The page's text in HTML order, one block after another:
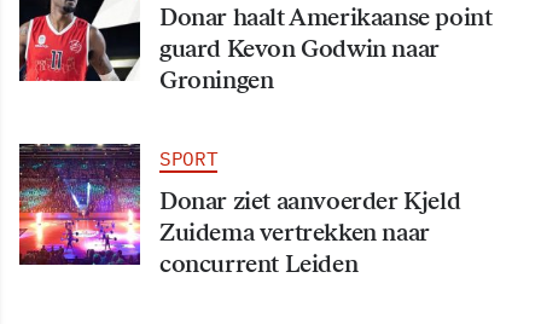
Donar haalt Amerikaanse point
guard Kevon Godwin naar
Groningen
SPORT
Donar ziet aanvoerder Kjeld
Zuidema vertrekken naar
concurrent Leiden